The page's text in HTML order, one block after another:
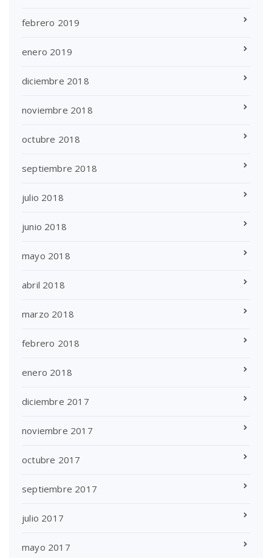
febrero 2019
enero 2019
diciembre 2018
noviembre 2018
octubre 2018
septiembre 2018
julio 2018
junio 2018
mayo 2018
abril 2018
marzo 2018
febrero 2018
enero 2018
diciembre 2017
noviembre 2017
octubre 2017
septiembre 2017
julio 2017
mayo 2017